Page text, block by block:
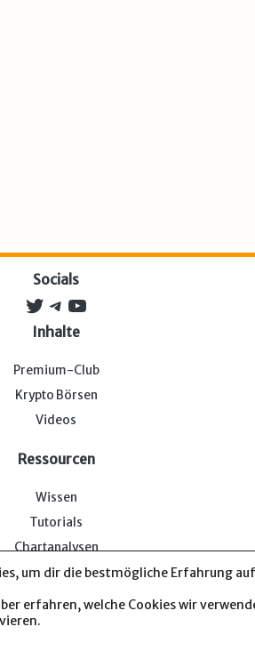
Socials
Twitter
Telegram
YouTube
Inhalte
Premium-Club
Krypto Börsen
Videos
Ressourcen
Wissen
Tutorials
Chartanalysen
um dir die bestmögliche Erfahrung
erfahren, welche Cookies wir